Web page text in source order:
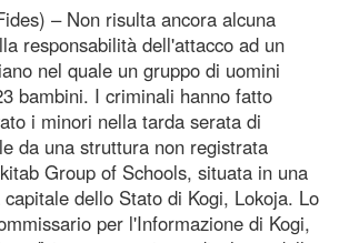
– Non risulta ancora alcuna
responsabilità dell'attacco ad un
nel quale un gruppo di uomini
bambini. I criminali hanno fatto
i minori nella tarda serata di
da una struttura non registrata
Group of Schools, situata in una
dello Stato di Kogi, Lokoja. Lo
per l'Informazione di Kogi,